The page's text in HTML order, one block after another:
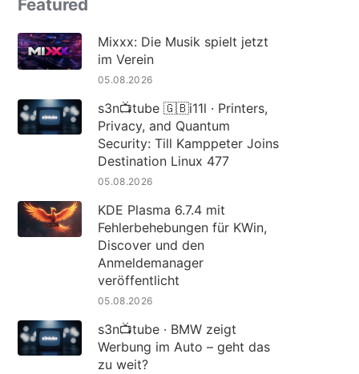
Featured
Mixxx: Die Musik spielt jetzt
im Verein
05.08.2026
s3n📺tube 🇬🇧i11l · Printers,
Privacy, and Quantum
Security: Till Kamppeter Joins
Destination Linux 477
05.08.2026
KDE Plasma 6.7.4 mit
Fehlerbehebungen für KWin,
Discover und den
Anmeldemanager
veröffentlicht
05.08.2026
s3n📺tube · BMW zeigt
Werbung im Auto – geht das
zu weit?